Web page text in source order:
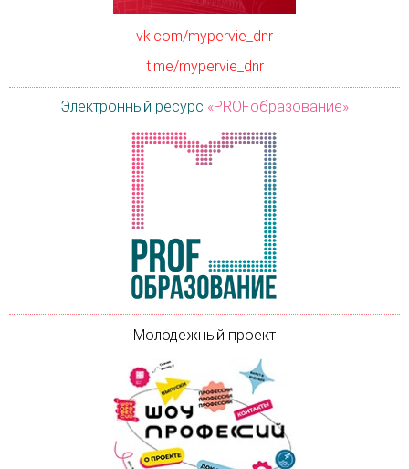
vk.com/mypervie_dnr
t.me/mypervie_dnr
Электронный ресурс «PROFобразование»
Молодежный проект